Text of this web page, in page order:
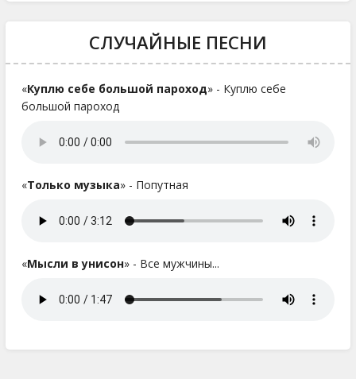
СЛУЧАЙНЫЕ ПЕСНИ
«Куплю себе большой пароход» - Куплю себе
большой пароход
«Только музыка» - Попутная
«Мысли в унисон» - Все мужчины...